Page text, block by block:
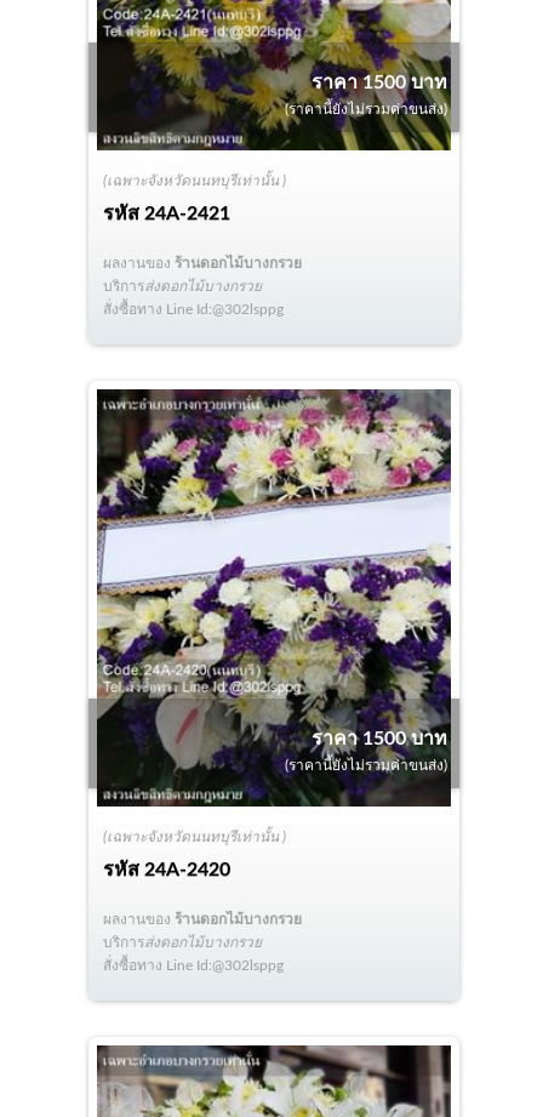
(เฉพาะจังหวัดนนทบุรีเท่านั้น )
รหัส24A-2421
ราคา 1500 บาท
(ราคานี้ยังไม่รวมค่าขนส่ง)
ผลงานของ ร้านดอกไม้บางกรวย
บริการส่งดอกไม้บางกรวย
สั่งซื้อทาง Line Id:@302lsppg
(เฉพาะจังหวัดนนทบุรีเท่านั้น )
รหัส 24A-2420
ราคา 1500 บาท
(ราคานี้ยังไม่รวมค่าขนส่ง)
ผลงานของ ร้านดอกไม้บางกรวย
บริการส่งดอกไม้บางกรวย
สั่งซื้อทาง Line Id:@302lsppg